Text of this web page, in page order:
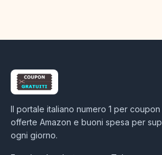
Il portale italiano numero 1 per
offerte Amazon e buoni spesa per
ogni giorno.